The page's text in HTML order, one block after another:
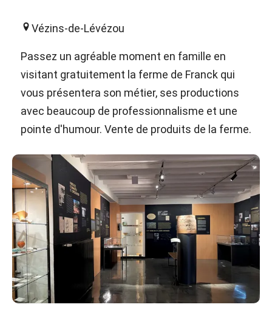
Vézins-de-Lévézou
Passez un agréable moment en famille en
visitant gratuitement la ferme de Franck qui
vous présentera son métier, ses productions
avec beaucoup de professionnalisme et une
pointe d'humour. Vente de produits de la ferme.